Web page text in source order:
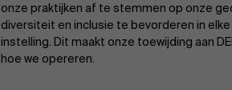
onze praktijken af te stemmen op onze
diversiteit en inclusie te bevorderen in
instelling. Dit maakt onze toewijding aan
hoe we opereren.